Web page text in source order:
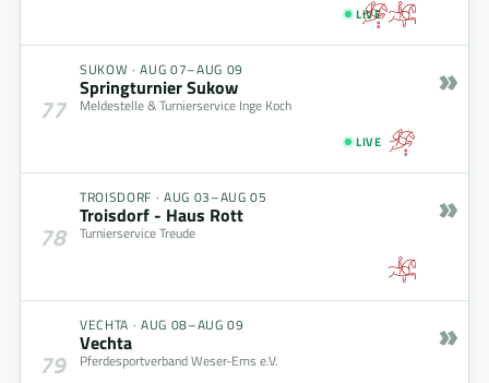
LIVE
77
SUKOW ·AUG 07–AUG 09
Springturnier Sukow
Meldestelle & Turnierservice Inge Koch
LIVE
»
78
TROISDORF · AUG 03–AUG 05
Troisdorf - Haus Rott
Turnierservice Treude
»
79
VECHTA · AUG 08–AUG 09
Vechta
Pferdesportverband Weser-Ems e.V.
»